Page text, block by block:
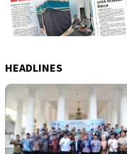
HEADLINES